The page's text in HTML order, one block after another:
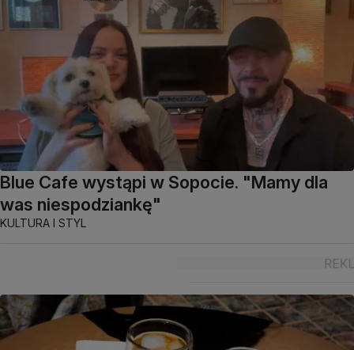
Blue Cafe wystąpi w Sopocie. "Mamy dla
was niespodziankę"
KULTURA I STYL